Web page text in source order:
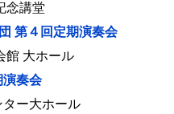
念講堂
第４回定期演奏会
大ホール
演奏会
ー大ホール